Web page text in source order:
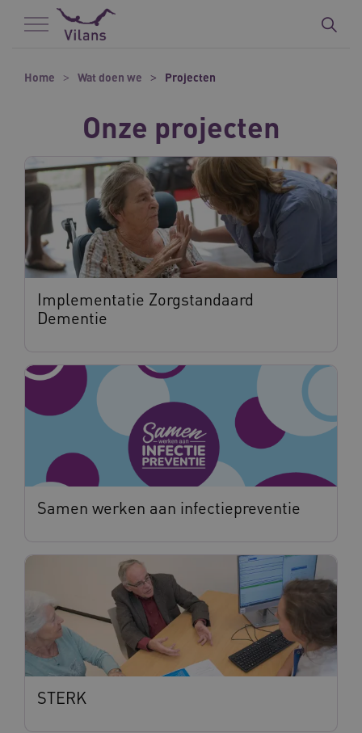
Naar hoofdinhoud
Naar footer
Home Wat doen we Projecten
Onze projecten
Implementatie Zorgstandaard
Dementie
Samen werken aan infectiepreventie
STERK